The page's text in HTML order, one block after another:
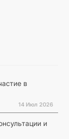
в
14 Июл 2026
и